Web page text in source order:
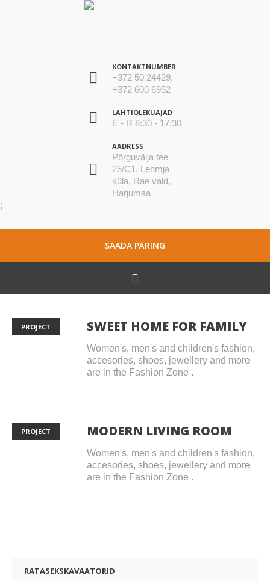
KONTAKTNUMBER
+372 50 24429,
+372 600 6952
LAHTIOLEKUAJAD
E - R 8:30 - 17:30
AADRESS
Põrguvälja tee
25/C1, Lehmja
küla, Rae vald,
Harjumaa
;
SAADA PÄRING
PROJECT SWEET HOME FOR FAMILY
Women's, men's and children's fashion,
accesories, shoes, jewellery and more
are in the Fashion Zone .
PROJECT MODERN LIVING ROOM
Women's, men's and children's fashion,
accesories, shoes, jewellery and more
are in the Fashion Zone .
RATASEKSKAVAATORID